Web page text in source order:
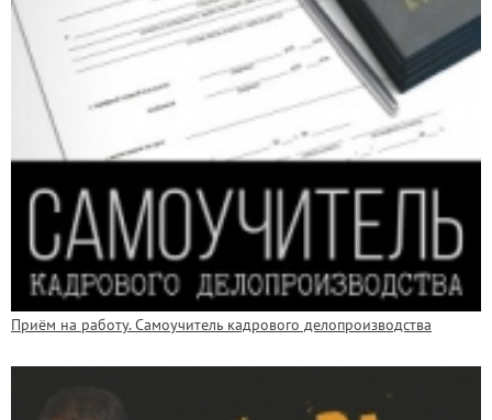
Приём на работу. Самоучитель кадрового делопроизводства